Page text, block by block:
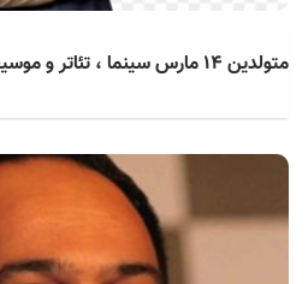
متولدین ۱۴ مارس سینما ، تئاتر و موسیقی؛ عامر خان